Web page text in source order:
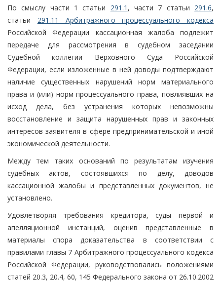
По смыслу части 1 статьи 291.1 , части 7 статьи 291.6,
статьи 291.11 Арбитражного процессуального кодекса
Российской Федерации кассационная жалоба подлежит
передаче для рассмотрения в судебном заседании
Судебной коллегии Верховного Суда Российской
Федерации, если изложенные в ней доводы подтверждают
наличие существенных нарушений норм материального
права и (или) норм процессуального права, повлиявших на
исход дела, без устранения которых невозможны
восстановление и защита нарушенных прав и законных
интересов заявителя в сфере предпринимательской и иной
экономической деятельности.
Между тем таких оснований по результатам изучения
судебных актов, состоявшихся по делу, доводов
кассационной жалобы и представленных документов, не
установлено.
Удовлетворяя требования кредитора, суды первой и
апелляционной инстанций, оценив представленные в
материалы спора доказательства в соответствии с
правилами главы 7 Арбитражного процессуального кодекса
Российской Федерации, руководствовались положениями
статей 20.3, 20.4, 60, 145 Федерального закона от 26.10.2002